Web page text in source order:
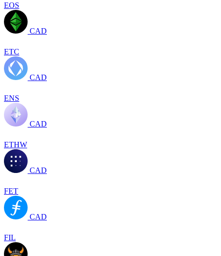
EOS
CAD
ETC
CAD
ENS
CAD
ETHW
CAD
FET
CAD
FIL